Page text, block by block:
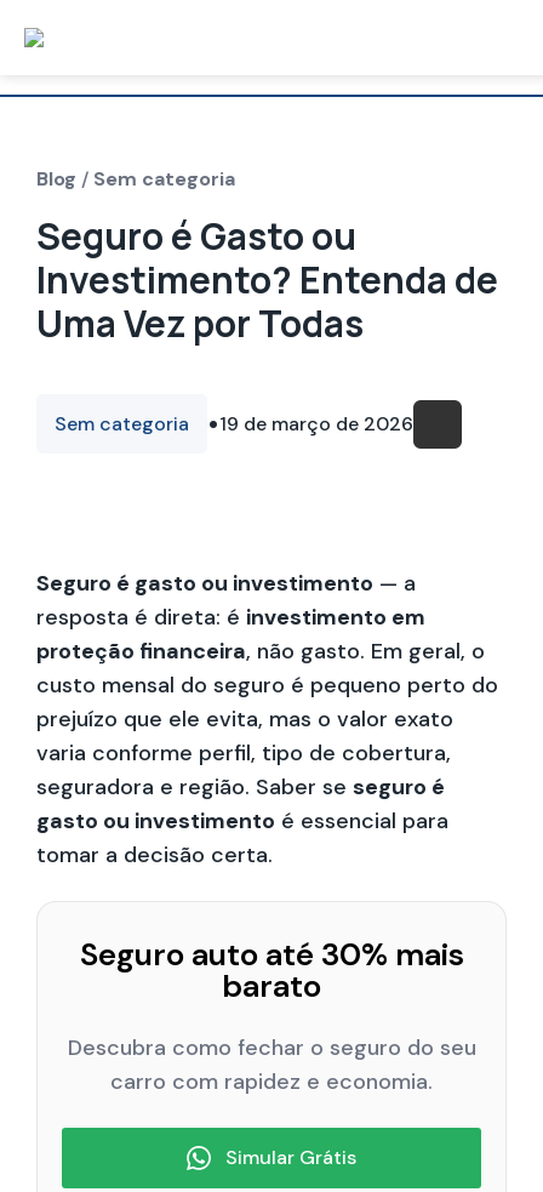
Blog / Sem categoria
Seguro é Gasto ou
Investimento? Entenda de
Uma Vez por Todas
Sem categoria •19 de março de 2026
Seguro é gasto ou investimento — a
resposta é direta: é investimento em
proteção financeira, não gasto. Em geral, o
custo mensal do seguro é pequeno perto do
prejuízo que ele evita, mas o valor exato
varia conforme perfil, tipo de cobertura,
seguradora e região. Saber se seguro é
gasto ou investimento é essencial para
tomar a decisão certa.
Seguro auto até 30% mais
barato
Descubra como fechar o seguro do seu
carro com rapidez e economia.
Simular Grátis